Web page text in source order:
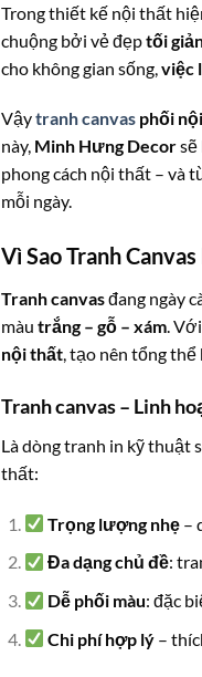
Trong thiết kế nội thất
chuộng bởi vẻ đẹptối
cho không gian sống, việc
Vậytranh canvas phối
này, Minh Hưng Decorsẽ
phong cách nội thất – và
mỗi ngày.
Vì Sao Tranh
Tranh canvasđang ngày
màu trắng – gỗ – xám.
nội thất, tạo nên tổng thể
Tranh canvas – Linh
Là dòng tranh in kỹ thuật
thất:
Trọng lượng nhẹ –
Đa dạng chủ đề:
Dễ phối màu: đặc
Chi phí hợp lý –